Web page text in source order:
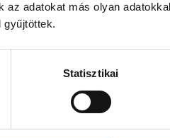
adatokat más olyan
gyűjtöttek.
Statisztikai